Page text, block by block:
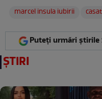
marcel insula iubirii
Puteți urmări știrile
ȘTIRI